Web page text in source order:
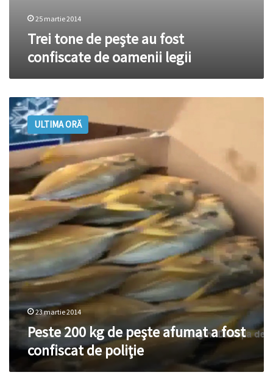
25 martie 2014
Trei tone de peşte au fost
confiscate de oamenii legii
Peste
200
kg
de
peşte
afumat
a
fost
confiscat
de
poliţie
ULTIMA ORĂ
23 martie 2014
Peste 200 kg de peşte afumat a fost
confiscat de poliţie